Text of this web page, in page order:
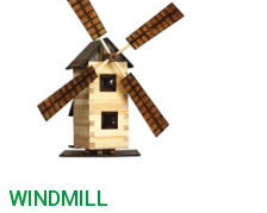
WINDMILL